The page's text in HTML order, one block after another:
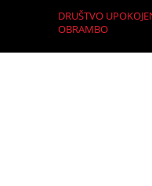
DRUŠTVO
OBRAMBO